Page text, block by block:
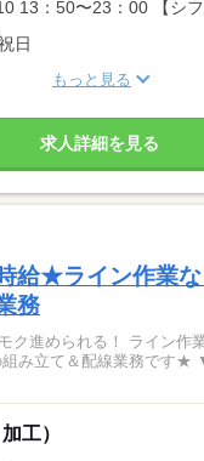
13：50〜23：00 【シフ
日
もっと見る
求人詳細を見る
給★ライン作業
務
ク進められる！ ライン作
＆配線業務です★ ▼具体的なお仕事内
工）